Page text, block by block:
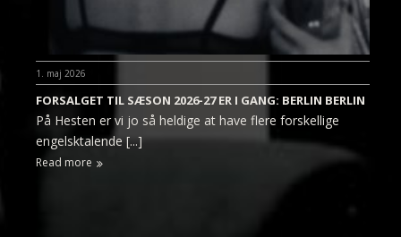
1. maj 2026
FORSALGET TIL SÆSON 2026-27 ER I GANG: BERLIN BERLIN
På Hesten er vi jo så heldige at have flere forskellige
engelsktalende [...]
Read more